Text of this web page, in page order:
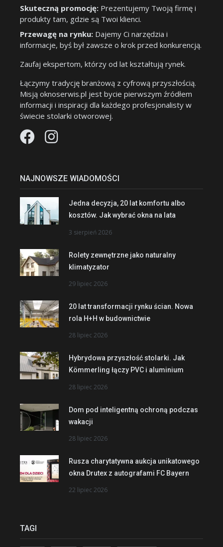
Skuteczną promocję: Prezentujemy Twoją firmę i
produkty tam, gdzie są Twoi klienci.
Przewagę na rynku: Dajemy Ci narzędzia i
informacje, byś był zawsze o krok przed konkurencją.
Zaufaj ekspertom, którzy od lat kształtują rynek.
Łączymy tradycję branżową z cyfrową przyszłością.
Misją oknoserwis.pl jest bycie pierwszym źródłem
informacji i inspiracji dla każdego profesjonalisty w
świecie stolarki otworowej.
NAJNOWSZE WIADOMOŚCI
Jedna decyzja, 20 lat komfortu albo
kosztów. Jak wybrać okna na lata
3 sierpień 2026
Rolety zewnętrzne jako naturalny
klimatyzator
29 lipiec 2026
20 lat transformacji rynku ścian. Nowa
rola H+H w budownictwie
28 lipiec 2026
Hybrydowa przyszłość stolarki. Jak
Kömmerling łączy PVC i aluminium
28 lipiec 2026
Dom pod inteligentną ochroną podczas
wakacji
28 lipiec 2026
Rusza charytatywna aukcja unikatowego
okna Drutex z autografami FC Bayern
22 lipiec 2026
TAGI